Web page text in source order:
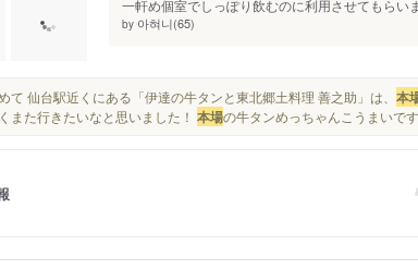
一軒め個室でしっぽり飲むのに利用させてもらい
by 아혀니(65)
て 仙台駅近くにある「伊達の牛タンと東北郷土料理 善之助」は、 本
また行きたいなと思いました！ 本場の牛タンめっちゃんこうまいで